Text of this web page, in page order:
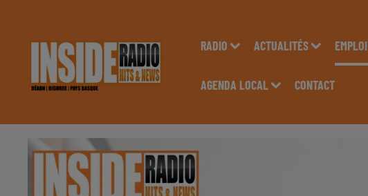
RADIO ACTUALITÉS EMPLOI
AGENDA LOCAL CONTACT